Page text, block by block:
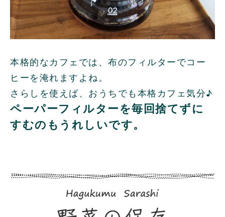
本格的なカフェでは、布のフィルターでコー
ヒーを淹れますよね。
さらしを使えば、おうちでも本格カフェ気分♪
ペーパーフィルターを毎回捨てずに
すむのもうれしいです。